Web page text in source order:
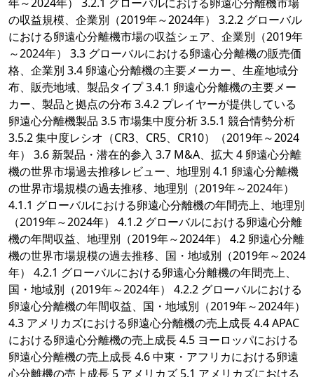
の収益規模、企業別（2019年～2024年） 3.2.2 グローバル
における卵遠心分離機市場の収益シェア、企業別（2019年
～2024年） 3.3 グローバルにおける卵遠心分離機の販売価
格、企業別 3.4 卵遠心分離機の主要メーカー、生産地域分
布、販売地域、製品タイプ 3.4.1 卵遠心分離機の主要メー
カー、製品と拠点の分布 3.4.2 プレイヤーが提供している
卵遠心分離機製品 3.5 市場集中度分析 3.5.1 競合情勢分析
3.5.2 集中度レシオ（CR3、CR5、CR10）（2019年～2024
年） 3.6 新製品・潜在的参入 3.7 M&A、拡大 4 卵遠心分離
機の世界市場過去推移レビュー、地理別 4.1 卵遠心分離機
の世界市場規模の過去推移、地理別（2019年～2024年）
4.1.1 グローバルにおける卵遠心分離機の年間売上、地理別
（2019年～2024年） 4.1.2 グローバルにおける卵遠心分離
機の年間収益、地理別（2019年～2024年） 4.2 卵遠心分離
機の世界市場規模の過去推移、国・地域別（2019年～2024
年） 4.2.1 グローバルにおける卵遠心分離機の年間売上、
国・地域別（2019年～2024年） 4.2.2 グローバルにおける
卵遠心分離機の年間収益、国・地域別（2019年～2024年）
4.3 アメリカズにおける卵遠心分離機の売上成長 4.4 APAC
における卵遠心分離機の売上成長 4.5 ヨーロッパにおける
卵遠心分離機の売上成長 4.6 中東・アフリカにおける卵遠
心分離機の売上成長 5 アメリカズ 5.1 アメリカズにおける